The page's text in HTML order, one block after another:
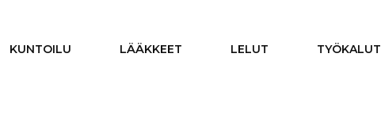
KUNTOILU LÄÄKKEET LELUT TYÖKALUT